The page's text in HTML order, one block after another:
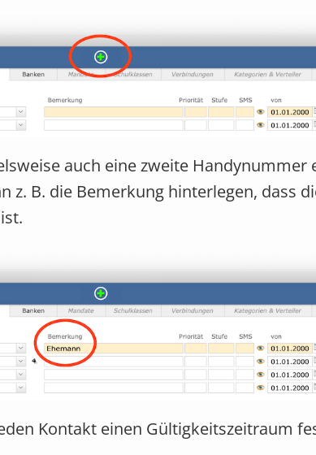
auch eine zweite Handynummer
z. B. die Bemerkung hinterlegen, dass
Kontakt einen Gültigkeitszeitraum